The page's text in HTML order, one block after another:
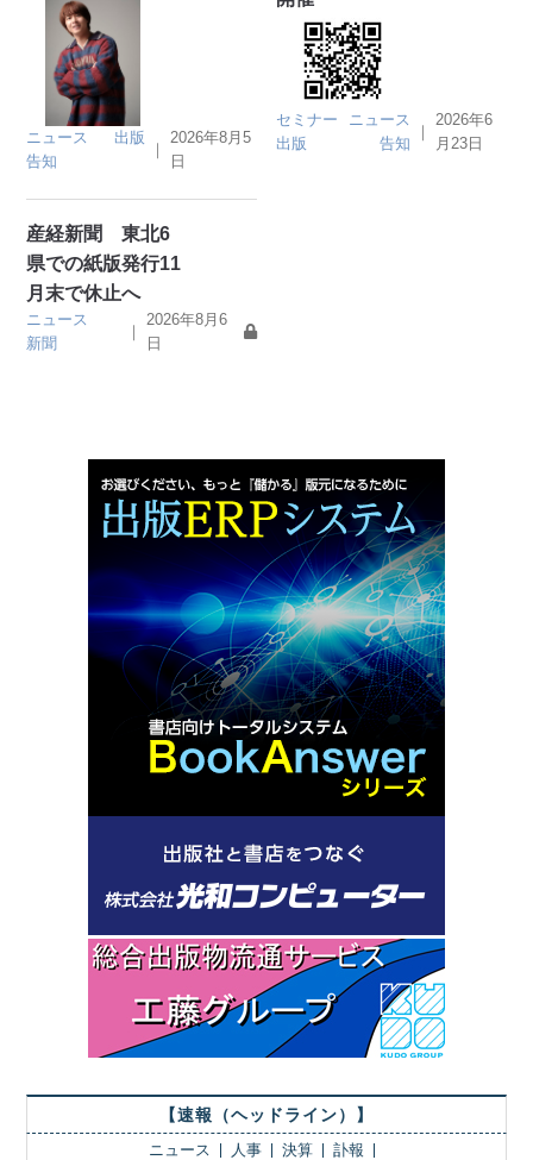
ニュース
出版
告知
｜
2026年8月5
日
セミナー
ニュース
出版
告知
｜
2026年6
月23日
産経新聞 東北6
県での紙版発行11
月末で休止へ
ニュース
新聞
｜
2026年8月6
日
【速報（ヘッドライン）】
ニュース 人事 決算 訃報